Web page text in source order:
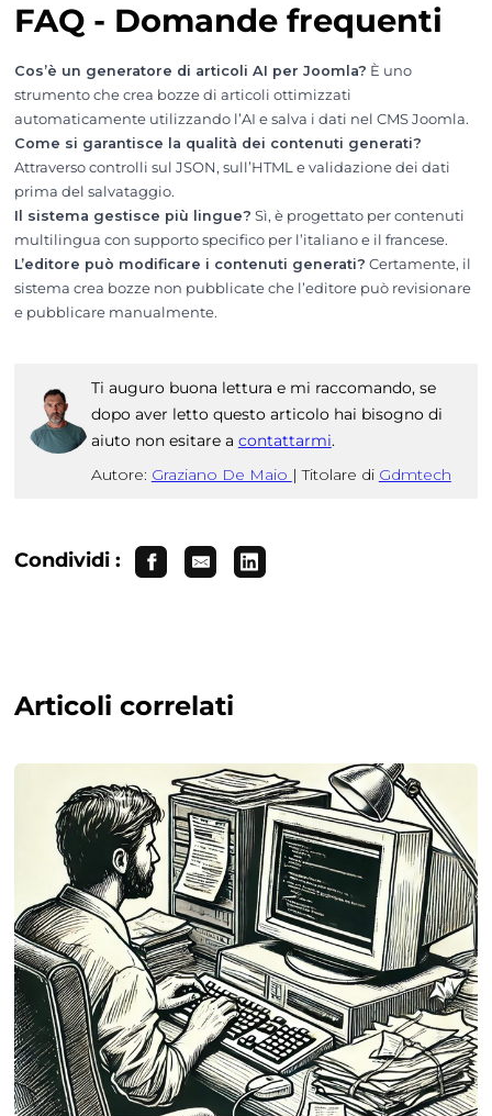
FAQ - Domande frequenti
Cos’è un generatore di articoli AI per Joomla? È uno
strumento che crea bozze di articoli ottimizzati
automaticamente utilizzando l’AI e salva i dati nel CMS Joomla.
Come si garantisce la qualità dei contenuti generati?
Attraverso controlli sul JSON, sull’HTML e validazione dei dati
prima del salvataggio.
Il sistema gestisce più lingue? Sì, è progettato per contenuti
multilingua con supporto specifico per l’italiano e il francese.
L’editore può modificare i contenuti generati? Certamente, il
sistema crea bozze non pubblicate che l’editore può revisionare
e pubblicare manualmente.
Ti auguro buona lettura e mi raccomando, se
dopo aver letto questo articolo hai bisogno di
aiuto non esitare a contattarmi.
Autore: Graziano De Maio | Titolare di Gdmtech
Condividi :
Articoli correlati